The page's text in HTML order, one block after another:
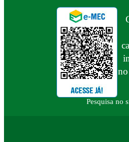
no
Pesquisa no